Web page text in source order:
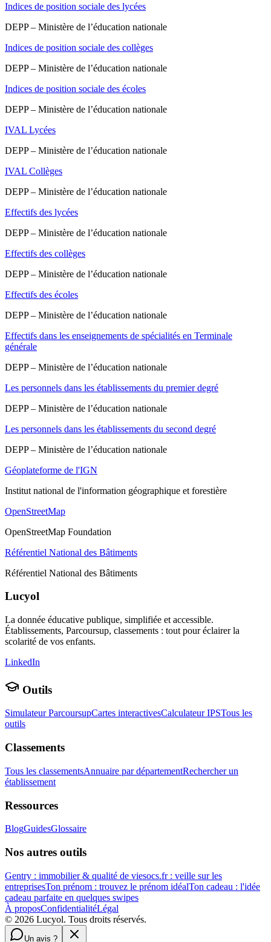
Indices de position sociale des lycées
DEPP – Ministère de l’éducation nationale
Indices de position sociale des collèges
DEPP – Ministère de l’éducation nationale
Indices de position sociale des écoles
DEPP – Ministère de l’éducation nationale
IVAL Lycées
DEPP – Ministère de l’éducation nationale
IVAL Collèges
DEPP – Ministère de l’éducation nationale
Effectifs des lycées
DEPP – Ministère de l’éducation nationale
Effectifs des collèges
DEPP – Ministère de l’éducation nationale
Effectifs des écoles
DEPP – Ministère de l’éducation nationale
Effectifs dans les enseignements de spécialités en Terminale
générale
DEPP – Ministère de l’éducation nationale
Les personnels dans les établissements du premier degré
DEPP – Ministère de l’éducation nationale
Les personnels dans les établissements du second degré
DEPP – Ministère de l’éducation nationale
Géoplateforme de l'IGN
Institut national de l'information géographique et forestière
OpenStreetMap
OpenStreetMap Foundation
Référentiel National des Bâtiments
Référentiel National des Bâtiments
Lucyol
La donnée éducative publique, simplifiée et accessible.
Établissements, Parcoursup, classements : tout pour éclairer la
scolarité de vos enfants.
LinkedIn
Outils
Simulateur ParcoursupCartes interactivesCalculateur IPSTous les
outils
Classements
Tous les classementsAnnuaire par départementRechercher un
établissement
Ressources
BlogGuidesGlossaire
Nos autres outils
Gentry : immobilier & qualité de viesocs.fr : veille sur les
entreprisesTon prénom : trouvez le prénom idéalTon cadeau : l'idée
cadeau parfaite en quelques swipes
À proposConfidentialitéLégal
© 2026 Lucyol. Tous droits réservés.
Un avis ?